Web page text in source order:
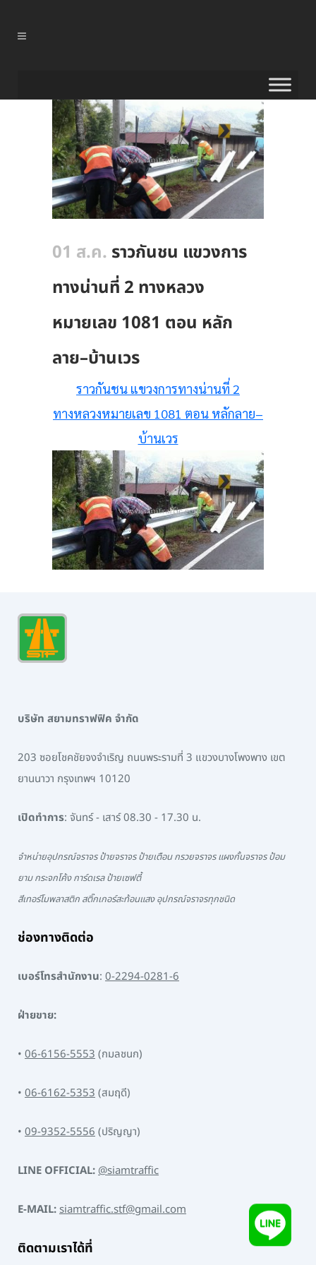
01 ส.ค. ราวกันชน แขวงการ
ทางน่านที่ 2 ทางหลวง
หมายเลข 1081 ตอน หลัก
ลาย–บ้านเวร
ราวกันชน แขวงการทางน่านที่ 2
ทางหลวงหมายเลข 1081 ตอน หลักลาย–
บ้านเวร
บริษัท สยามทราฟฟิค จำกัด
203 ซอยโชคชัยจงจำเริญ ถนนพระรามที่ 3 แขวงบางโพงพาง เขต
ยานนาวา กรุงเทพฯ 10120
เปิดทำการ: จันทร์ - เสาร์ 08.30 - 17.30 น.
จำหน่ายอุปกรณ์จราจร ป้ายจราจร ป้ายเตือน กรวยจราจร แผงกั้นจราจร ป้อม
ยาม กระจกโค้ง การ์ดเรล ป้ายเซฟตี้
สีเทอร์โมพลาสติก สติ๊กเกอร์สะท้อนแสง อุปกรณ์จราจรทุกชนิด
ช่องทางติดต่อ
เบอร์โทรสำนักงาน: 0-2294-0281-6
ฝ่ายขาย:
• 06-6156-5553(กมลชนก)
• 06-6162-5353(สมฤดี)
• 09-9352-5556(ปริญญา)
LINE OFFICIAL:@siamtraffic
E-MAIL:siamtraffic.stf@gmail.com
ติดตามเราได้ที่